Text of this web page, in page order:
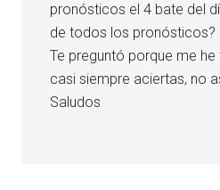
pronósticos el 4 bate del
de todos los pronósticos?
Te preguntó porque me
casi siempre aciertas, no
Saludos